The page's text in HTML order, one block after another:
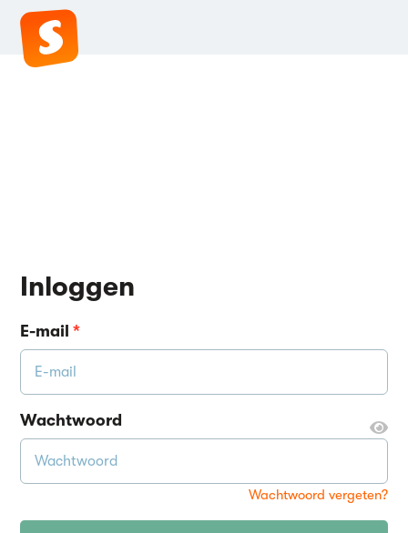
Inloggen
E-mail*
Wachtwoord
Wachtwoord vergeten?